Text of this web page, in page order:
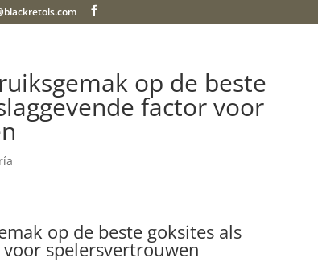
op de beste
factor voor
op de beste goksites als
spelersvertrouwen